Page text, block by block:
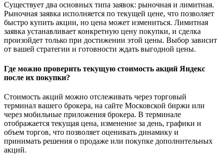
Существует два основных типа заявок: рыночная и лимитная.
Рыночная заявка исполняется по текущей цене, что позволяет
быстро купить акции, но цена может измениться. Лимитная
заявка устанавливает конкретную цену покупки, и сделка
произойдет только при достижении этой цены. Выбор зависит
от вашей стратегии и готовности ждать выгодной цены.
Где можно проверить текущую стоимость акций Яндекс
после их покупки?
Стоимость акций можно отслеживать через торговый
терминал вашего брокера, на сайте Московской биржи или
через мобильные приложения брокера. В терминале
отображается текущая цена, изменение за день, графики и
объем торгов, что позволяет оценивать динамику и
принимать решения о продаже или покупке дополнительных
акций.